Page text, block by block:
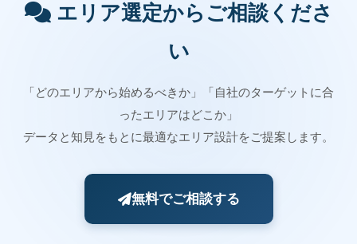
エリア選定からご相談くださ
い
「どのエリアから始めるべきか」「自社のターゲットに合
ったエリアはどこか」
データと知見をもとに最適なエリア設計をご提案します。
無料でご相談する